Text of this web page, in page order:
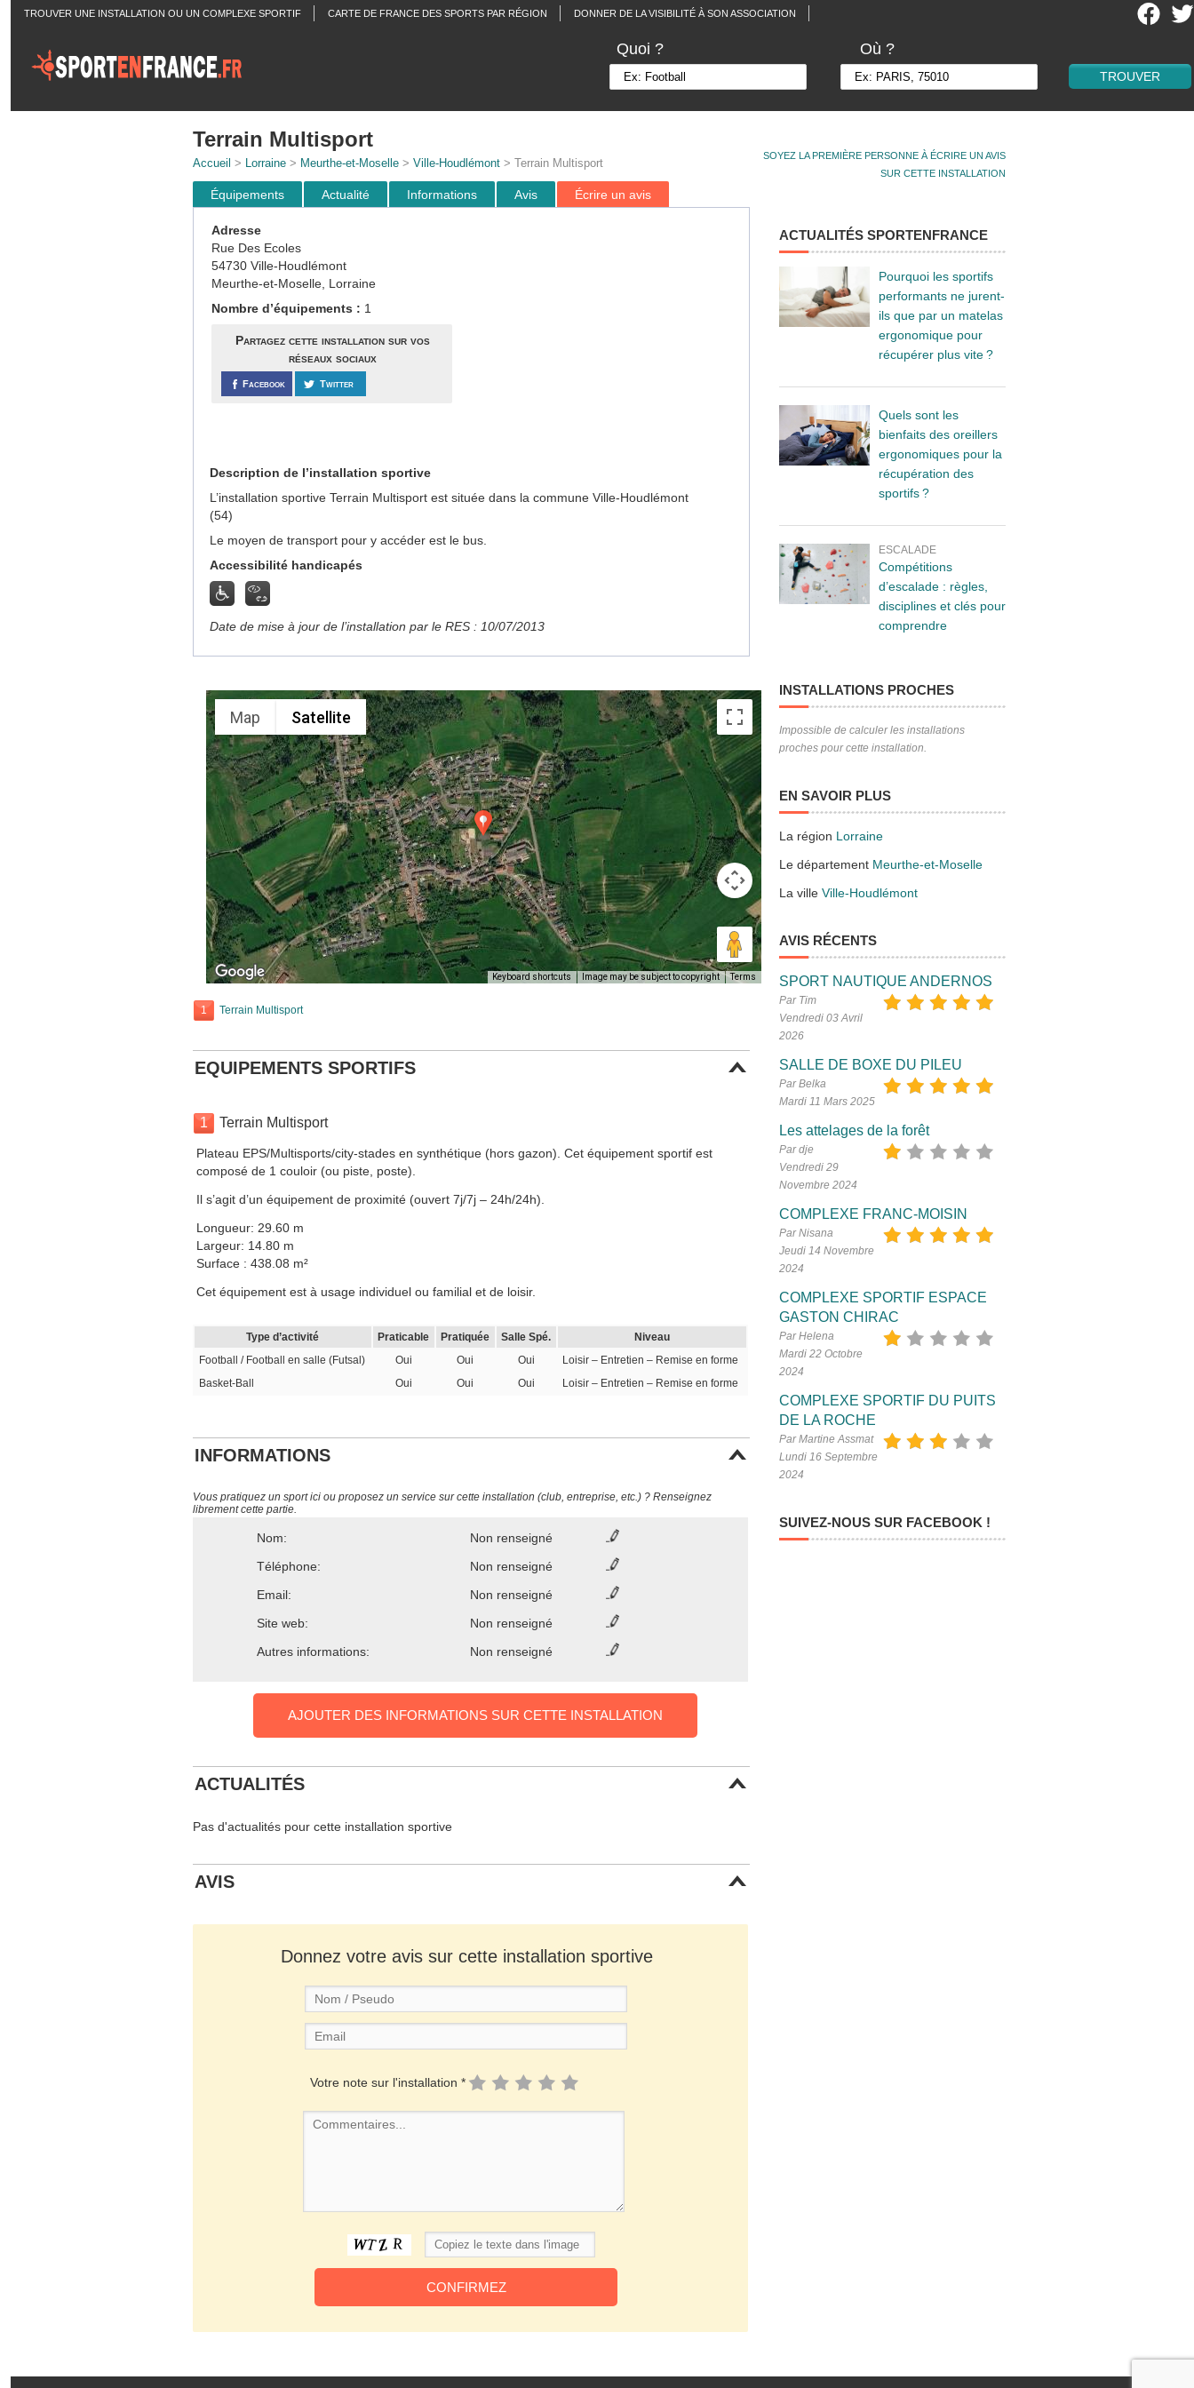
TROUVER UNE INSTALLATION OU UN COMPLEXE SPORTIF CARTE DE FRANCE DES SPORTS PAR RÉGION DONNER DE LA VISIBILITÉ À SON ASSOCIATION
Quoi ? Où ?
SOYEZ LA PREMIÈRE PERSONNE À ÉCRIRE UN AVIS
SUR CETTE INSTALLATION
Terrain Multisport
Accueil > Lorraine> Meurthe-et-Moselle> Ville-Houdlémont> Terrain Multisport
Équipements Actualité Informations Avis Écrire un avis
Adresse
Rue Des Ecoles
54730 Ville-Houdlémont
Meurthe-et-Moselle, Lorraine
Nombre d’équipements : 1
Partagez cette installation sur vos
réseaux sociaux
Facebook Twitter
Description de l’installation sportive
L’installation sportive Terrain Multisport est située dans la commune Ville-Houdlémont
(54)
Le moyen de transport pour y accéder est le bus.
Accessibilité handicapés
Date de mise à jour de l’installation par le RES : 10/07/2013
Map Satellite
Keyboard shortcuts Image may be subject to copyright Terms
1 Terrain Multisport
EQUIPEMENTS SPORTIFS
1 Terrain Multisport
Plateau EPS/Multisports/city-stades en synthétique (hors gazon). Cet équipement sportif est
composé de 1 couloir (ou piste, poste).
Il s’agit d’un équipement de proximité (ouvert 7j/7j – 24h/24h).
Longueur: 29.60 m
Largeur: 14.80 m
Surface : 438.08 m²
Cet équipement est à usage individuel ou familial et de loisir.
Type d’activité Praticable Pratiquée Salle Spé.
Niveau
Football / Football en salle (Futsal)
Oui Oui Oui
Loisir – Entretien – Remise en forme
Basket-Ball
Oui Oui Oui Loisir – Entretien – Remise en forme
INFORMATIONS
Vous pratiquez un sport ici ou proposez un service sur cette installation (club, entreprise, etc.) ? Renseignez
librement cette partie.
Nom:
Non renseigné
Téléphone:
Non renseigné
Email:
Non renseigné
Site web:
Non renseigné
Autres informations:
Non renseigné
AJOUTER DES INFORMATIONS SUR CETTE INSTALLATION
ACTUALITÉS
Pas d'actualités pour cette installation sportive
AVIS
Donnez votre avis sur cette installation sportive
Votre note sur l'installation *
ACTUALITÉS SPORTENFRANCE
Pourquoi les sportifs
performants ne jurent-
ils que par un matelas
ergonomique pour
récupérer plus vite ?
Quels sont les
bienfaits des oreillers
ergonomiques pour la
récupération des
sportifs ?
ESCALADE
Compétitions
d’escalade : règles,
disciplines et clés pour
comprendre
INSTALLATIONS PROCHES
Impossible de calculer les installations
proches pour cette installation.
EN SAVOIR PLUS
La région Lorraine
Le département Meurthe-et-Moselle
La ville Ville-Houdlémont
AVIS RÉCENTS
SPORT NAUTIQUE ANDERNOS
Par Tim
Vendredi 03 Avril
2026
SALLE DE BOXE DU PILEU
Par Belka
Mardi 11 Mars 2025
Les attelages de la forêt
Par dje
Vendredi 29
Novembre 2024
COMPLEXE FRANC-MOISIN
Par Nisana
Jeudi 14 Novembre
2024
COMPLEXE SPORTIF ESPACE
GASTON CHIRAC
Par Helena
Mardi 22 Octobre
2024
COMPLEXE SPORTIF DU PUITS
DE LA ROCHE
Par Martine Assmat
Lundi 16 Septembre
2024
SUIVEZ-NOUS SUR FACEBOOK !